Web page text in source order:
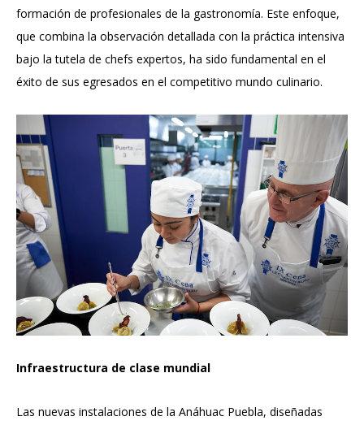
formación de profesionales de la gastronomía. Este enfoque,
que combina la observación detallada con la práctica intensiva
bajo la tutela de chefs expertos, ha sido fundamental en el
éxito de sus egresados en el competitivo mundo culinario.
Infraestructura de clase mundial
Las nuevas instalaciones de la Anáhuac Puebla, diseñadas